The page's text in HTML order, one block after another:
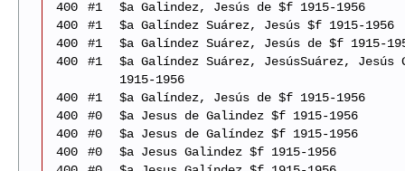
400
#1
$a Galindez, Jesús de $f 1915-1956
400
#1
$a Galíndez Suárez, Jesús $f 1915-1956
400
#1
$a Galíndez Suárez, Jesús de $f 1915-
400
#1
$a Galíndez Suárez, JesúsSuárez, Jesús
1915-1956
400
#1
$a Galíndez, Jesús de $f 1915-1956
400
#0
$a Jesus de Galindez $f 1915-1956
400
#0
$a Jesus de Galíndez $f 1915-1956
400
#0
$a Jesus Galindez $f 1915-1956